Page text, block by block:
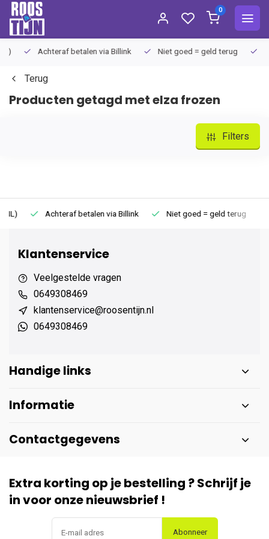
0
Achteraf betalen via Billink Niet goed = geld terug
Terug
Producten getagd met elza frozen
Filters
Achteraf betalen via Billink Niet goed = geld terug
Klantenservice
Veelgestelde vragen
0649308469
klantenservice@roosentijn.nl
0649308469
Handige links
Informatie
Contactgegevens
Extra korting op je bestelling ? Schrijf je
in voor onze nieuwsbrief !
Abonneer